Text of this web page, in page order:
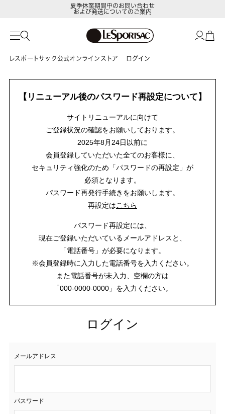
夏季休業期間中のお問い合わせ
および発送についてのご案内
レスポートサック公式オンラインストア ログイン
【リニューアル後のパスワード再設定について】
サイトリニューアルに向けて
ご登録状況の確認をお願いしております。
2025年8月24日以前に
会員登録していただいた全てのお客様に、
セキュリティ強化のため「パスワードの再設定」が
必須となります。
パスワード再発行手続きをお願いします。
再設定はこちら
パスワード再設定には、
現在ご登録いただいているメールアドレスと、
「電話番号」が必要になります。
※会員登録時に入力した電話番号を入力ください。
また電話番号が未入力、空欄の方は
「000-0000-0000」を入力ください。
ログイン
メールアドレス
パスワード